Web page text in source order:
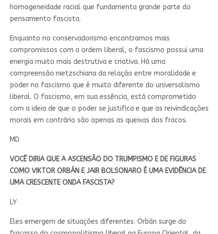
homogeneidade racial que fundamenta grande parte do
pensamento fascista.
Enquanto no conservadorismo encontramos mais
compromissos com a ordem liberal, o fascismo possui uma
energia muito mais destrutiva e criativa. Há uma
compreensão nietzschiana da relação entre moralidade e
poder no fascismo que é muito diferente do universalismo
liberal. O fascismo, em sua essência, está comprometido
com a ideia de que o poder se justifica e que as reivindicações
morais em contrário são apenas as queixas dos fracos.
MD
VOCÊ DIRIA QUE A ASCENSÃO DO TRUMPISMO E DE FIGURAS
COMO VIKTOR ORBÁN E JAIR BOLSONARO É UMA EVIDÊNCIA DE
UMA CRESCENTE ONDA FASCISTA?
LY
Eles emergem de situações diferentes. Orbán surge do